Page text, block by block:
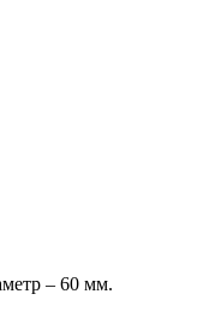
– 60 мм.